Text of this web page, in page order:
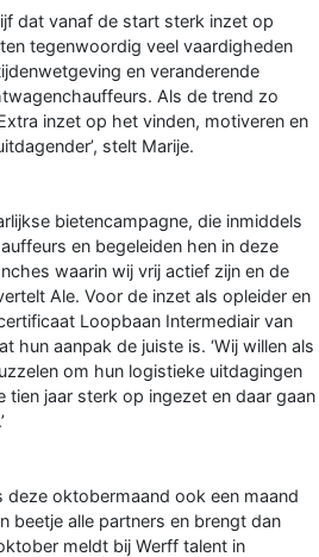
dat vanaf de start sterk inzet op
tegenwoordig veel vaardigheden
en veranderende
Als de trend zo
inzet op het vinden, motiveren en
stelt Marije.
bietencampagne, die inmiddels
en begeleiden hen in deze
waarin wij vrij actief zijn en de
Ale. Voor de inzet als opleider en
Loopbaan Intermediair van
hun aanpak de juiste is. ‘Wij willen als
om hun logistieke uitdagingen
tien jaar sterk op ingezet en daar gaan
oktobermaand ook een maand
beetje alle partners en brengt dan
meldt bij Werff talent in